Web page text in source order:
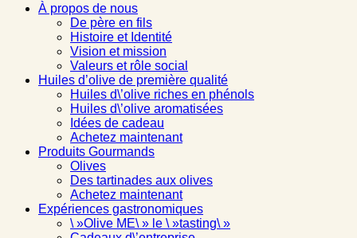
À propos de nous
De père en fils
Histoire et Identité
Vision et mission
Valeurs et rôle social
Huiles d’olive de première qualité
Huiles d\’olive riches en phénols
Huiles d\’olive aromatisées
Idées de cadeau
Achetez maintenant
Produits Gourmands
Olives
Des tartinades aux olives
Achetez maintenant
Expériences gastronomiques
\ »Olive ME\ » le \ »tasting\ »